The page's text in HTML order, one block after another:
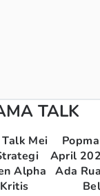
TALK
Mei
Alpha
April
Ada